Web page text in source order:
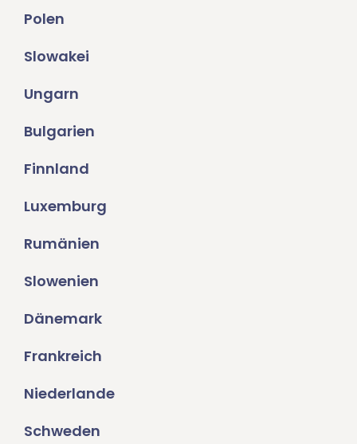
Polen
Slowakei
Ungarn
Bulgarien
Finnland
Luxemburg
Rumänien
Slowenien
Dänemark
Frankreich
Niederlande
Schweden